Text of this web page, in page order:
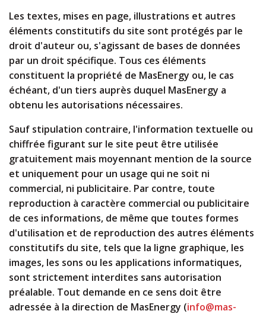
Les textes, mises en page, illustrations et autres
éléments constitutifs du site sont protégés par le
droit d'auteur ou, s'agissant de bases de données
par un droit spécifique. Tous ces éléments
constituent la propriété de MasEnergy ou, le cas
échéant, d'un tiers auprès duquel MasEnergy a
obtenu les autorisations nécessaires.
Sauf stipulation contraire, l'information textuelle ou
chiffrée figurant sur le site peut être utilisée
gratuitement mais moyennant mention de la source
et uniquement pour un usage qui ne soit ni
commercial, ni publicitaire. Par contre, toute
reproduction à caractère commercial ou publicitaire
de ces informations, de même que toutes formes
d'utilisation et de reproduction des autres éléments
constitutifs du site, tels que la ligne graphique, les
images, les sons ou les applications informatiques,
sont strictement interdites sans autorisation
préalable. Tout demande en ce sens doit être
adressée à la direction de MasEnergy (info@mas-